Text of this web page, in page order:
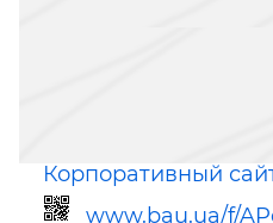
Корпоративный
www.bau.ua/f/